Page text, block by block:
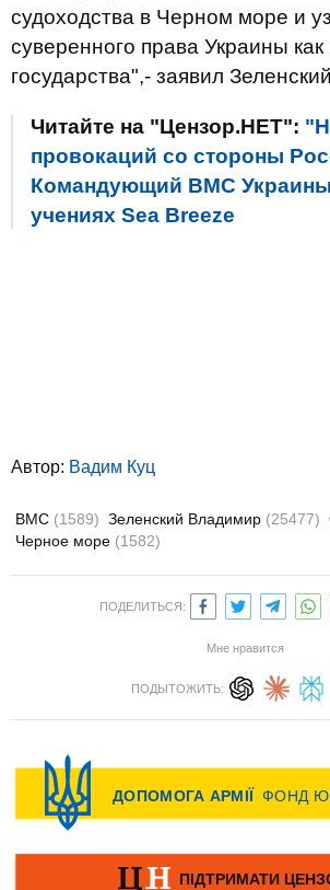
судоходства в Черном море и
суверенного права Украины как
государства",- заявил
Читайте на "Цензор.НЕТ":
провокаций со стороны
Командующий ВМС
учениях Sea Breeze
Автор: Вадим Куц
ВМС (1589) Зеленский Владимир (25477)
Черное море (1582)
ПОДЕЛИТЬСЯ:
Мне нравится
ПОДЫТОЖИТЬ: